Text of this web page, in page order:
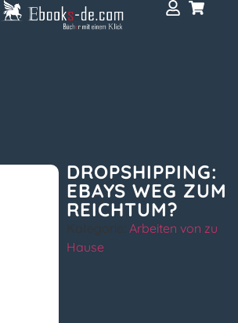
DROPSHIPPING:
EBAYS WEG ZUM
REICHTUM?
Kategorie:Arbeiten von zu
Hause